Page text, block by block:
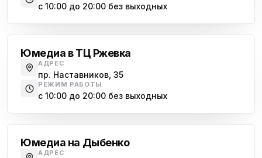
ю
Юмедиа в ТК Юго-Запад
пр. Маршала Жукова, 35-1
Юмедиа на Космонавтов
ю ул. Белы Куна, 24к1
с 10:00 до 20:00 без выходных
Юмедиа в ТЦ Ржевка
АДРЕС
пр. Наставников, 35
РЕЖИМ РАБОТЫ
с 10:00 до 20:00 без выходных
Юмедиа на Дыбенко
АДРЕС